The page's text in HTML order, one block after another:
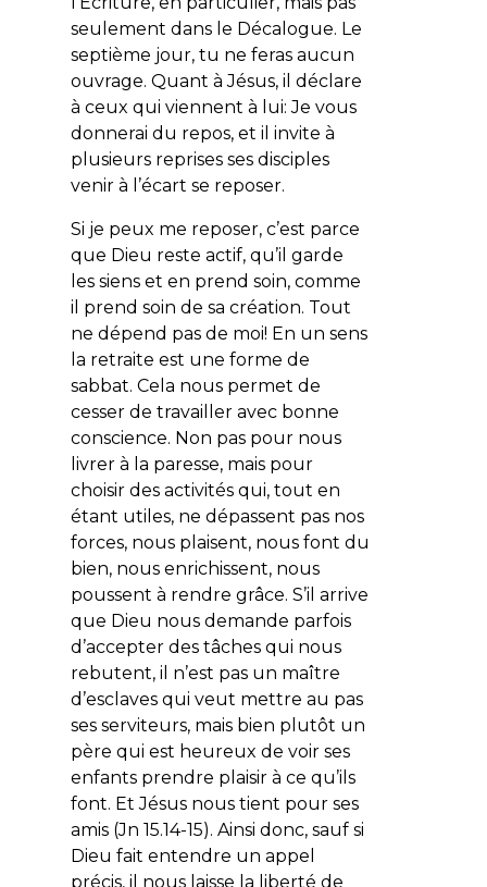
seulement dans le Décalogue. Le
septième jour, tu ne feras aucun
ouvrage. Quant à Jésus, il déclare
à ceux qui viennent à lui:Je vous
donnerai du repos, et il invite à
plusieurs reprises ses disciples
venir à l’écart se reposer.
Si je peux me reposer, c’est parce
que Dieu reste actif, qu’il garde
les siens et en prend soin, comme
il prend soin de sa création. Tout
ne dépend pas de moi! En un sens
la retraite est une forme de
sabbat. Cela nous permet de
cesser de travailler avec bonne
conscience. Non pas pour nous
livrer à la paresse, mais pour
choisir des activités qui, tout en
étant utiles, ne dépassent pas nos
forces, nous plaisent, nous font du
bien, nous enrichissent, nous
poussent à rendre grâce. S’il arrive
que Dieu nous demande parfois
d’accepter des tâches qui nous
rebutent, il n’est pas un maître
d’esclaves qui veut mettre au pas
ses serviteurs, mais bien plutôt un
père qui est heureux de voir ses
enfants prendre plaisir à ce qu’ils
font. Et Jésus nous tient pour ses
amis (Jn 15.14-15). Ainsi donc, sauf si
Dieu fait entendre un appel
précis, il nous laisse la liberté de